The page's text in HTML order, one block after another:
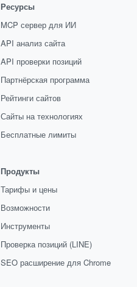
Ресурсы
MCP сервер для ИИ
API анализ сайта
API проверки позиций
Партнёрская программа
Рейтинги сайтов
Сайты на технологиях
Бесплатные лимиты
Продукты
Тарифы и цены
Возможности
Инструменты
Проверка позиций (LINE)
SEO расширение для Chrome